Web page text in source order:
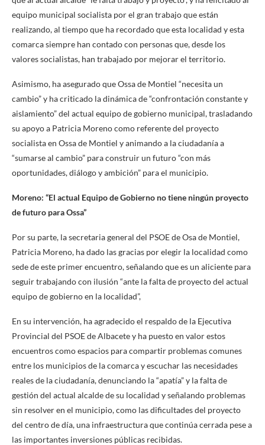
equipo municipal socialista por el gran trabajo que están
realizando, al tiempo que ha recordado que esta localidad y esta
comarca siempre han contado con personas que, desde los
valores socialistas, han trabajado por mejorar el territorio.
Asimismo, ha asegurado que Ossa de Montiel “necesita un
cambio” y ha criticado la dinámica de “confrontación constante y
aislamiento” del actual equipo de gobierno municipal, trasladando
su apoyo a Patricia Moreno como referente del proyecto
socialista en Ossa de Montiel y animando a la ciudadanía a
“sumarse al cambio” para construir un futuro “con más
oportunidades, diálogo y ambición” para el municipio.
Moreno: “El actual Equipo de Gobierno no tiene ningún proyecto
de futuro para Ossa”
Por su parte, la secretaria general del PSOE de Osa de Montiel,
Patricia Moreno, ha dado las gracias por elegir la localidad como
sede de este primer encuentro, señalando que es un aliciente para
seguir trabajando con ilusión “ante la falta de proyecto del actual
equipo de gobierno en la localidad”,
En su intervención, ha agradecido el respaldo de la Ejecutiva
Provincial del PSOE de Albacete y ha puesto en valor estos
encuentros como espacios para compartir problemas comunes
entre los municipios de la comarca y escuchar las necesidades
reales de la ciudadanía, denunciando la “apatía” y la falta de
gestión del actual alcalde de su localidad y señalando problemas
sin resolver en el municipio, como las dificultades del proyecto
del centro de día, una infraestructura que continúa cerrada pese a
las importantes inversiones públicas recibidas.